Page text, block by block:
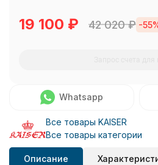
19 100 ₽ 42 020₽ -
Whatsapp
Все товары KAISER
Все товары категории
Описание